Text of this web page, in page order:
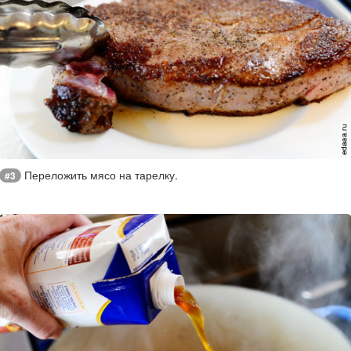
#3 Переложить мясо на тарелку.